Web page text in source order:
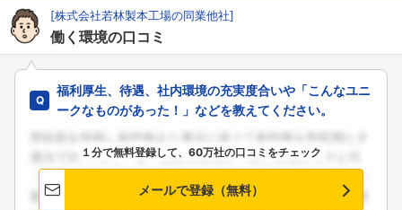
[株式会社若林製本工場の同業他社]
働く環境の口コミ
福利厚生、待遇、社内環境の充実度合いや「こんなユニ
ークなものがあった！」などを教えてください。
１分で無料登録して、60万社の口コミをチェック
メールで登録（無料）